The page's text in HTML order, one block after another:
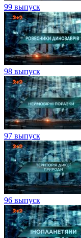
99 выпуск
98 выпуск
97 выпуск
96 выпуск